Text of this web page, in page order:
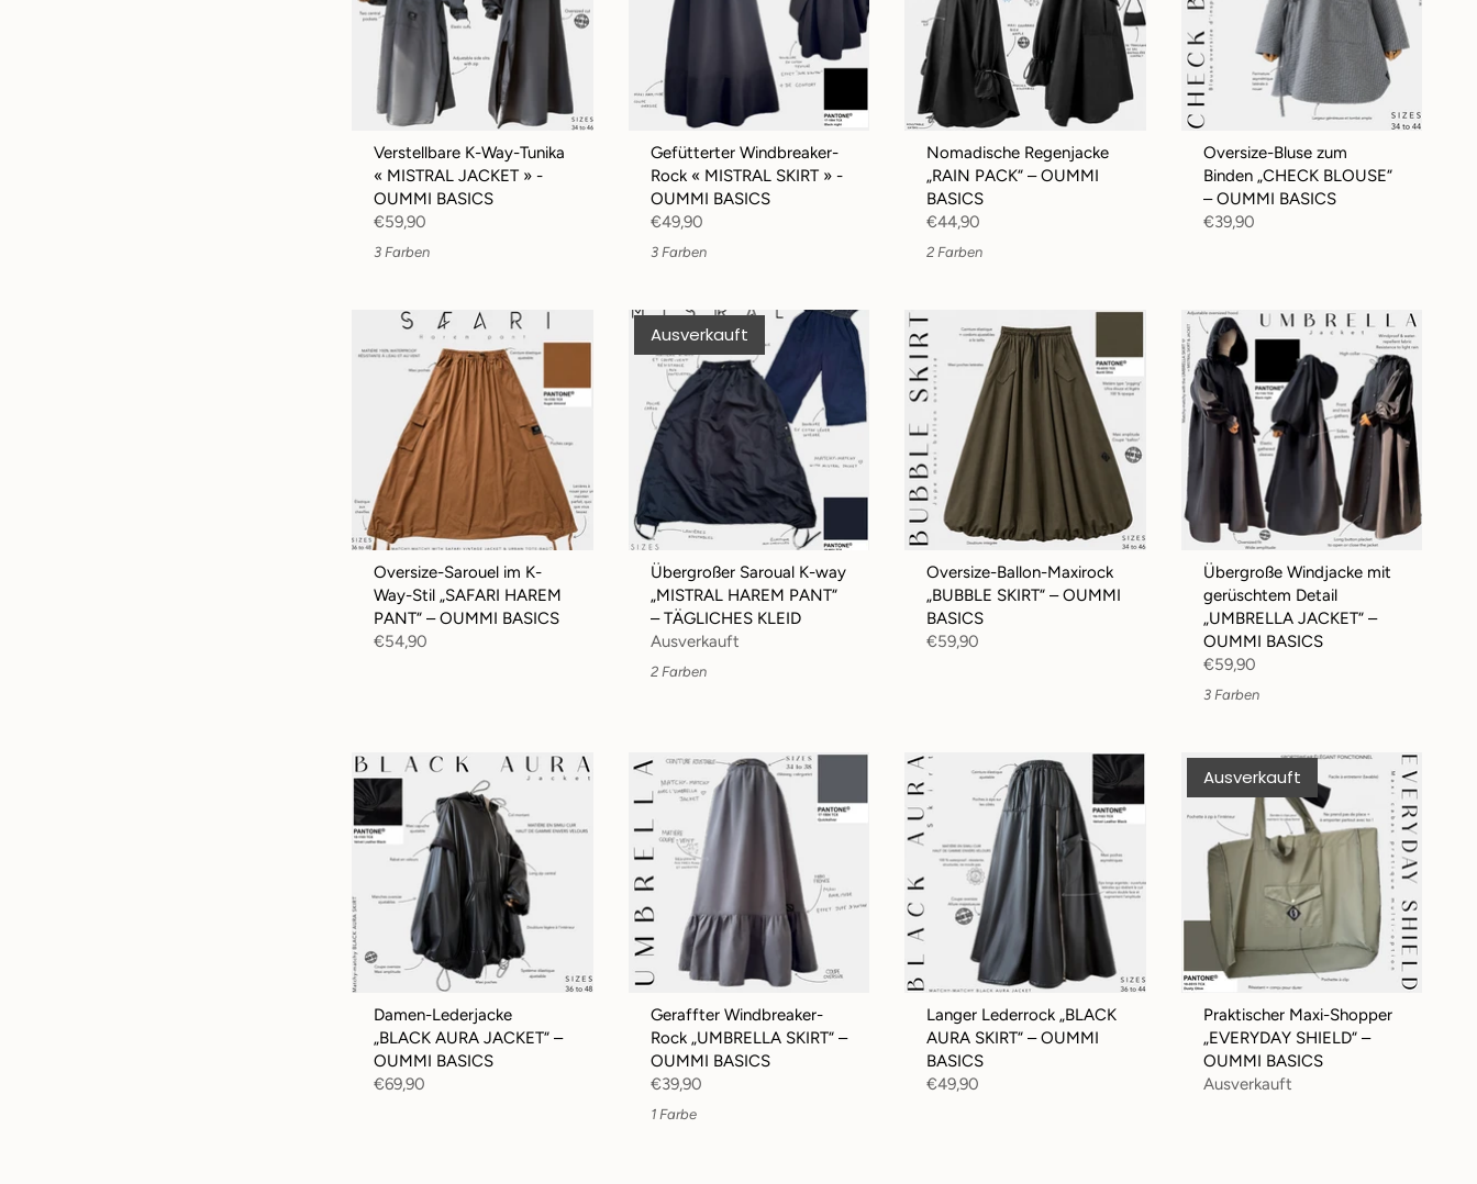
Verstellbare K-Way-Tunika
« MISTRAL JACKET » -
OUMMI BASICS
€59,90
3 Farben
Gefütterter Windbreaker-
Rock « MISTRAL SKIRT » -
OUMMI BASICS
€49,90
3 Farben
Nomadische Regenjacke
„RAIN PACK“ – OUMMI
BASICS
€44,90
2 Farben
Oversize-Bluse zum
Binden „CHECK BLOUSE“
– OUMMI BASICS
€39,90
Oversize-Sarouel im K-
Way-Stil „SAFARI HAREM
PANT“ – OUMMI BASICS
€54,90
Ausverkauft
Übergroßer Saroual K-way
„MISTRAL HAREM PANT“
– TÄGLICHES KLEID
Ausverkauft
2 Farben
Oversize-Ballon-Maxirock
„BUBBLE SKIRT“ – OUMMI
BASICS
€59,90
Übergroße Windjacke mit
gerüschtem Detail
„UMBRELLA JACKET“ –
OUMMI BASICS
€59,90
3 Farben
Damen-Lederjacke
„BLACK AURA JACKET“ –
OUMMI BASICS
€69,90
Geraffter Windbreaker-
Rock „UMBRELLA SKIRT“ –
OUMMI BASICS
€39,90
1 Farbe
Langer Lederrock „BLACK
AURA SKIRT“ – OUMMI
BASICS
€49,90
Ausverkauft
Praktischer Maxi-Shopper
„EVERYDAY SHIELD“ –
OUMMI BASICS
Ausverkauft